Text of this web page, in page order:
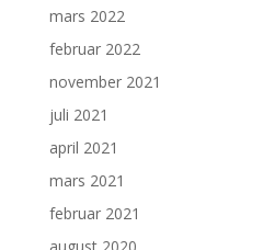
mars 2022
februar 2022
november 2021
juli 2021
april 2021
mars 2021
februar 2021